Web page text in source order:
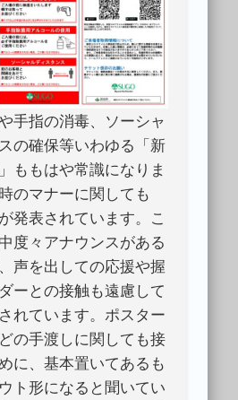
手指の消毒、ソーシャ
の確保等いわゆる「新
ももはや常識になりま
のマナーに関しても
発表されています。こ
度々アナウンスがある
声を出しての応援や握
ーとの接触も遠慮して
れています。ポスター
の手渡しに関しても接
に、基本置いてあるも
ト形になると聞いてい